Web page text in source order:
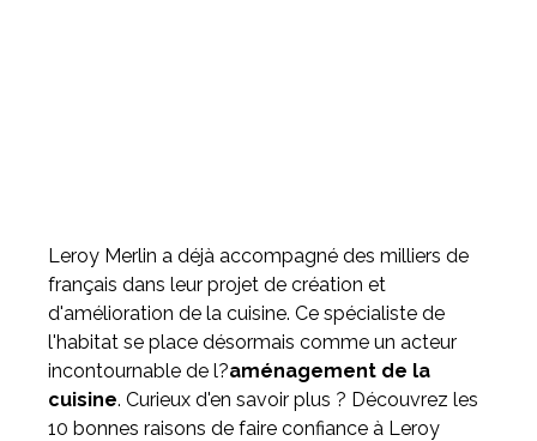
Inspirez-vous du catalogue
Personnalisez nos modèles pour créer le meuble qui vous
ressemble.
Leroy Merlin a déjà accompagné des milliers de
français dans leur projet de création et
d'amélioration de la cuisine. Ce spécialiste de
l'habitat se place désormais comme un acteur
incontournable de l?aménagement de la
cuisine. Curieux d'en savoir plus ? Découvrez les
10 bonnes raisons de faire confiance à Leroy